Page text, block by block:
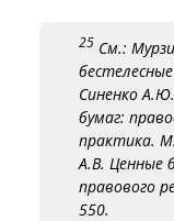
25 См.:
Синенко А.Ю.
бумаг:
практика.
А.В. Ценные
правового
550.